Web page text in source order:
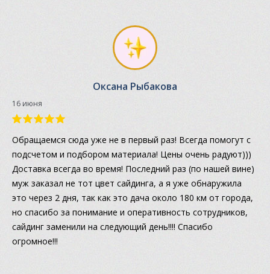
Оксана Рыбакова
16 июня
Обращаемся сюда уже не в первый раз! Всегда помогут с
подсчетом и подбором материала! Цены очень радуют)))
Доставка всегда во время! Последний раз (по нашей вине)
муж заказал не тот цвет сайдинга, а я уже обнаружила
это через 2 дня, так как это дача около 180 км от города,
но спасибо за понимание и оперативность сотрудников,
сайдинг заменили на следующий день!!!! Спасибо
огромное!!!